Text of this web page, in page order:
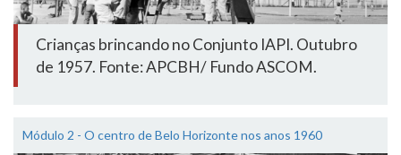
Crianças brincando no Conjunto IAPI. Outubro
de 1957. Fonte: APCBH/ Fundo ASCOM.
Módulo 2 - O centro de Belo Horizonte nos anos 1960